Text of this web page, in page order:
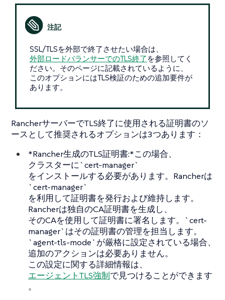
SSL/TLSを外部で終了させたい場合は、
外部ロードバランサーでのTLS終了 を参照してく
ださい。そのページに記載されているように、
このオプションにはTLS検証のための追加要件が
あります。
RancherサーバーでTLS終了に使用される証明書のソ
ースとして推奨されるオプションは3つあります：
*Rancher生成のTLS証明書:*この場合、
クラスターに`cert-manager`
をインストールする必要があります。Rancherは
`cert-manager`
を利用して証明書を発行および維持します。
Rancherは独自のCA証明書を生成し、
そのCAを使用して証明書に署名します。`cert-
manager`はその証明書の管理を担当します。
`agent-tls-mode`が厳格に設定されている場合、
追加のアクションは必要ありません。
この設定に関する詳細情報は、
エージェントTLS強制で見つけることができます
。